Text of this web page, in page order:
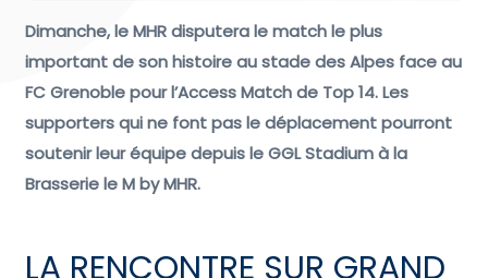
Dimanche, le MHR disputera le match le plus
important de son histoire au stade des Alpes face au
FC Grenoble pour l’Access Match de Top 14. Les
supporters qui ne font pas le déplacement pourront
soutenir leur équipe depuis le GGL Stadium à la
Brasserie le M by MHR.
LA RENCONTRE SUR GRAND